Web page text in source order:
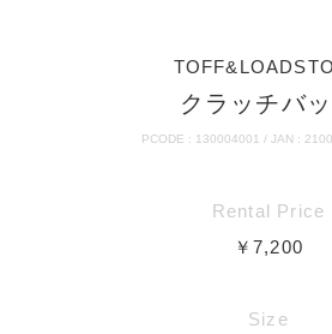
クラッチバ
PCODE : 130004001 / JAN :
Rental Price
￥7,200
Size